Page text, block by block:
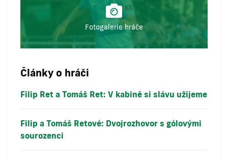
Fotogalerie hráče
Články o hráči
Filip Ret a Tomáš Ret: V kabině si slávu užijeme
Filip a Tomáš Retové: Dvojrozhovor s gólovými
sourozenci